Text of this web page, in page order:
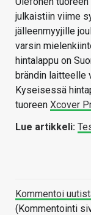
julkaistiin viime
jälleenmyyjille
varsin
hintalappu on
brändin laitteelle
Kyseisessä
tuoreen Xcover
Lue artikkeli:
Kommentoi
(Kommentointi